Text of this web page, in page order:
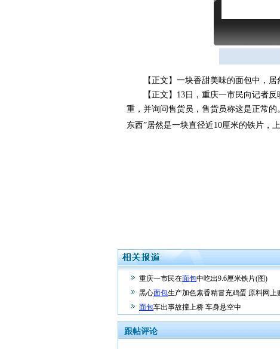
【正文】一块香甜美味的面包中，居
【正文】13日，重庆一市民向记者反
重，并询问售货员，售货员称这是正常
东西”居然是一块直径近10厘米的铁片，
重庆一市民在面包中吃出9.6厘米铁片(图)
黑心面包生产加色素香精冒充鸡蛋 原料网上
面包车出事故撞上桥 车身悬空中
跟帖评论